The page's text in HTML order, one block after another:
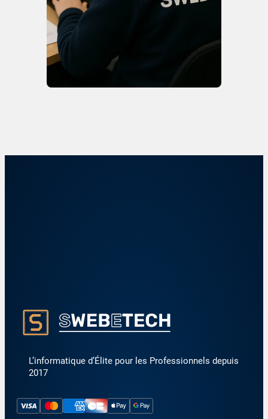
L’informatique d’Élite pour les Professionnels depuis
2017